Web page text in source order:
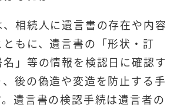
、相続人に遺言書の存在や内容
もに、遺言書の「形状・訂
」等の情報を検認日に確認す
後の偽造や変造を防止する手
遺言書の検認手続は遺言者の